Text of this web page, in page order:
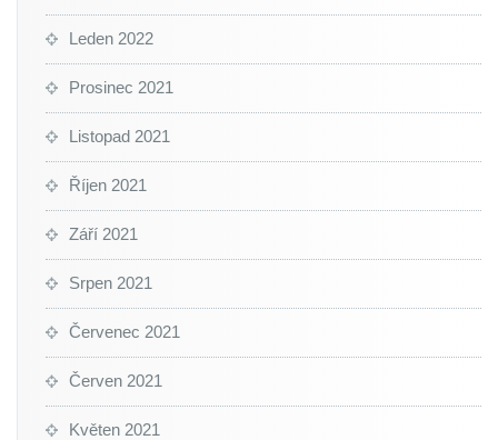
Leden 2022
Prosinec 2021
Listopad 2021
Říjen 2021
Září 2021
Srpen 2021
Červenec 2021
Červen 2021
Květen 2021